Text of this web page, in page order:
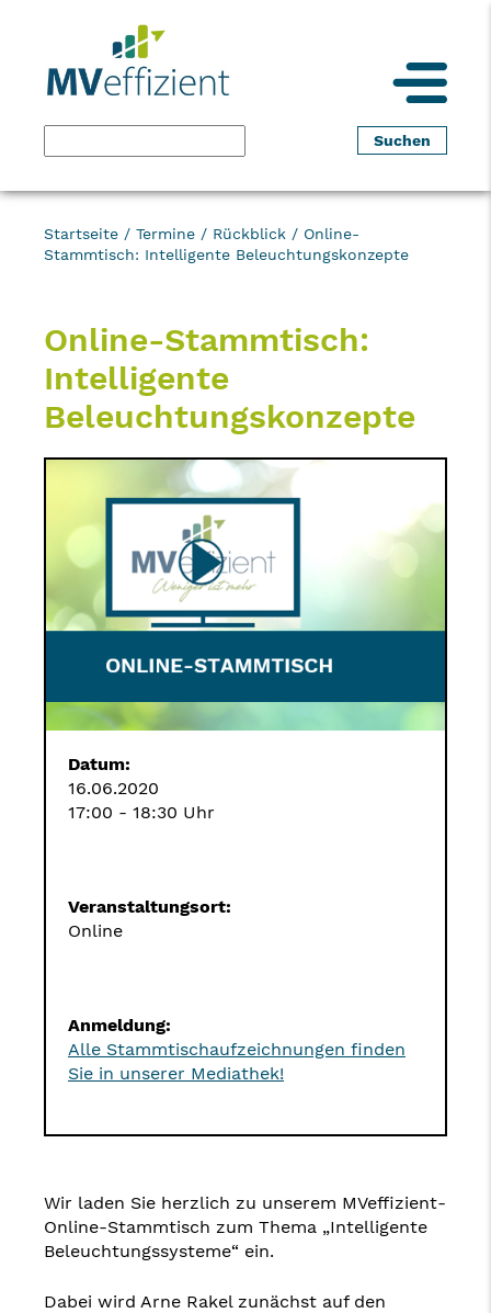
Startseite / Termine / Rückblick / Online-
Stammtisch: Intelligente Beleuchtungskonzepte
Online-Stammtisch:
Intelligente
Beleuchtungskonzepte
Datum:
16.06.2020
17:00 - 18:30 Uhr
Veranstaltungsort:
Online
Anmeldung:
Alle Stammtischaufzeichnungen finden
Sie in unserer Mediathek!
Wir laden Sie herzlich zu unserem MVeffizient-
Online-Stammtisch zum Thema „Intelligente
Beleuchtungssysteme“ ein.
Dabei wird Arne Rakel zunächst auf den